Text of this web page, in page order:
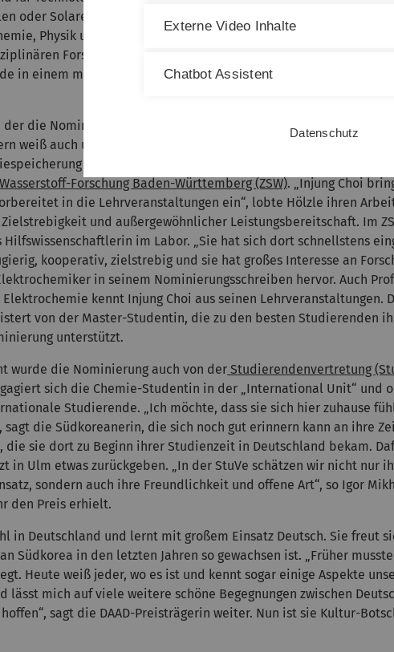
oder Solarenergie. An ihrem Studium mag sie auch den Kontakt
Physik und den Ingenieurwissenschaften; Fragen der
Forschung faszinieren sie besonders. Ihr großes Ziel ist
in einem möglichst guten Zustand an die nächsten Generationen
der die Nominierung angestoßen hat, kennt die Studentin nicht nur
weiß auch um ihre Begabung für die Laborarbeit. Hölzle ist
und Energiewandlung sowie Mitglied im Vorstand des
Forschung Baden-Württemberg (ZSW). „Injung Choi
in die Lehrveranstaltungen ein“, lobte Hölzle ihren
und außergewöhnlicher Leistungsbereitschaft. Im
Hilfswissenschaftlerin im Labor. „Sie hat sich dort schnellstens
kooperativ, zielstrebig und sie hat großes Interesse an
in seinem Nominierungsschreiben hervor. Auch
kennt Injung Choi aus seinen Lehrveranstaltungen.
von der Master-Studentin, die zu den besten Studierenden
unterstützt.
wurde die Nominierung auch von der Studierendenvertretung
sich die Chemie-Studentin in der „International Unit“ und
Studierende. „Ich möchte, dass sie sich hier zuhause
sagt die Südkoreanerin, die sich noch gut erinnern kann an ihre
die sie dort zu Beginn ihrer Studienzeit in Deutschland bekam.
in Ulm etwas zurückgeben. „In der StuVe schätzen wir nicht nur
sondern auch ihre Freundlichkeit und offene Art“, so Igor
den Preis erhielt.
in Deutschland und lernt mit großem Einsatz Deutsch. Sie freut
Südkorea in den letzten Jahren so gewachsen ist. „Früher
Heute weiß jeder, wo es ist und kennt sogar einige Aspekte
lässt mich auf viele weitere schöne Begegnungen zwischen
sagt die DAAD-Preisträgerin weiter. Nun ist sie Kultur-
Externe Video Inhalte
Chatbot Assistent
Datenschutz